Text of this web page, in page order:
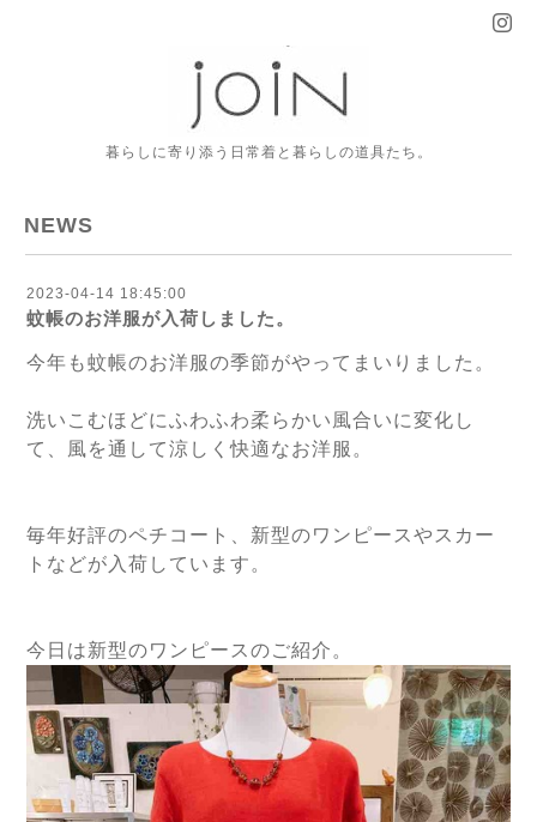
暮らしに寄り添う日常着と暮らしの道具たち。
NEWS
2023-04-14 18:45:00
蚊帳のお洋服が入荷しました。
今年も蚊帳のお洋服の季節がやってまいりました。
洗いこむほどにふわふわ柔らかい風合いに変化し
て、風を通して涼しく快適なお洋服。
毎年好評のペチコート、新型のワンピースやスカー
トなどが入荷しています。
今日は新型のワンピースのご紹介。